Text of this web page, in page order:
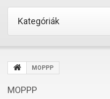
Kategóriák
MOPPP
MOPPP